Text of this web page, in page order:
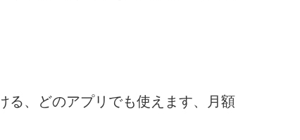
、どのアプリでも使えます、月額